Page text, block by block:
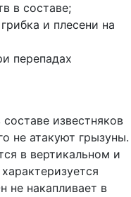
в составе;
и плесени на
перепадах
известняков
не атакуют грызуны.
в вертикальном и
не накапливает в